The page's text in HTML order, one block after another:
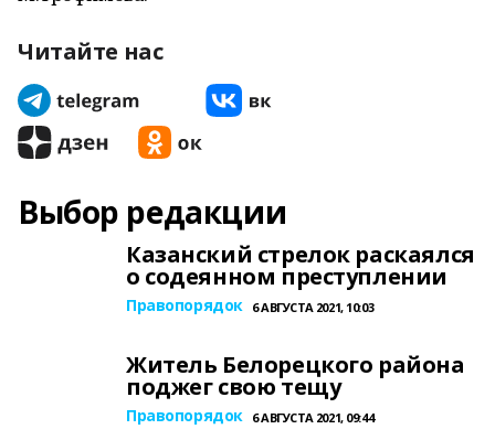
Читайте нас
Выбор редакции
Казанский стрелок раскаялся
о содеянном преступлении
Правопорядок 6 АВГУСТА 2021, 10:03
Житель Белорецкого района
поджег свою тещу
Правопорядок 6 АВГУСТА 2021, 09:44